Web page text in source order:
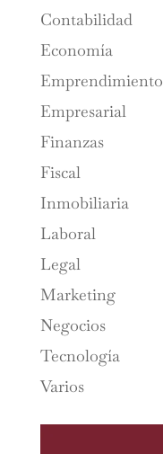
Contabilidad
Economía
Emprendimiento
Empresarial
Finanzas
Fiscal
Inmobiliaria
Laboral
Legal
Marketing
Negocios
Tecnología
Varios